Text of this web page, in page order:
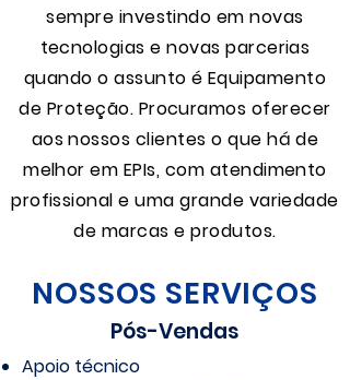
sempre investindo em novas
tecnologias e novas parcerias
quando o assunto é Equipamento
de Proteção. Procuramos oferecer
aos nossos clientes o que há de
melhor em EPIs, com atendimento
profissional e uma grande variedade
de marcas e produtos.
NOSSOS SERVIÇOS
Pós-Vendas
Apoio técnico